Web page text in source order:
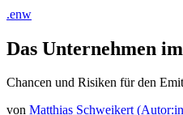
.enw
Das Unternehmen
Chancen und Risiken für den
von Matthias Schweikert